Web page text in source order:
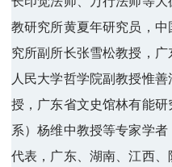
教研究所黄夏年研究员，
究所副所长张雪松教授，
人民大学哲学院副教授惟
授，广东省文史馆林有能
系）杨维中教授等专家学
代表，广东、湖南、江西